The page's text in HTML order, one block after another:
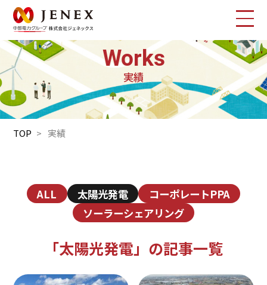
Works
実績
TOP 実績
ALL 太陽光発電
コーポレートPPA
ソーラーシェアリング
「太陽光発電」の記事一覧